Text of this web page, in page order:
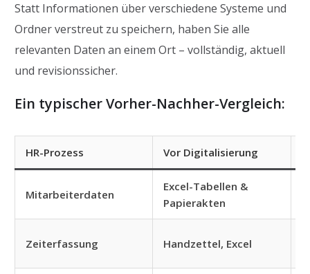
Statt Informationen über verschiedene Systeme und
Ordner verstreut zu speichern, haben Sie alle
relevanten Daten an einem Ort – vollständig, aktuell
und revisionssicher.
Ein typischer Vorher-Nachher-Vergleich:
HR-Prozess Vor Digitalisierung
Mitarbeiterdaten
Excel-Tabellen &
Papierakten
Zeiterfassung Handzettel, Excel